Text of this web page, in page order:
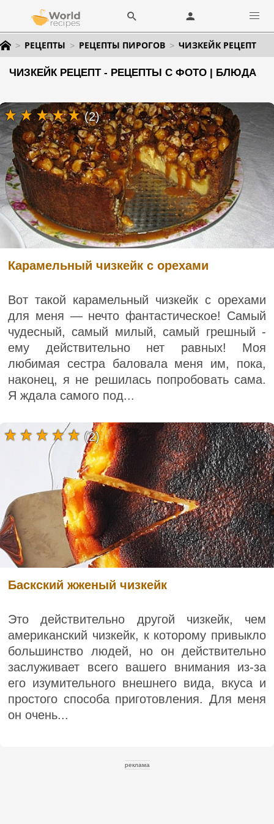
РЕЦЕПТЫ РЕЦЕПТЫ ПИРОГОВ ЧИЗКЕЙК РЕЦЕПТ
ЧИЗКЕЙК РЕЦЕПТ - РЕЦЕПТЫ С ФОТО | БЛЮДА
Карамельный чизкейк с орехами
Вот такой карамельный чизкейк с орехами
для меня — нечто фантастическое! Самый
чудесный, самый милый, самый грешный -
ему действительно нет равных! Моя
любимая сестра баловала меня им, пока,
наконец, я не решилась попробовать сама.
Я ждала самого под...
(2)
Баскский жженый чизкейк
Это действительно другой чизкейк, чем
американский чизкейк, к которому привыкло
большинство людей, но он действительно
заслуживает всего вашего внимания из-за
его изумительного внешнего вида, вкуса и
простого способа приготовления. Для меня
он очень...
(2)
реклама